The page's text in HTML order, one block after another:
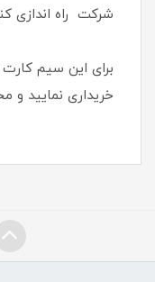
شرکت راه اندازی
برای این سیم
خریداری نمایید و